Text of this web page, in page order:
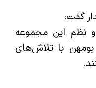
گفت:
نظم این مجموعه
بومهن با تلاش‌های